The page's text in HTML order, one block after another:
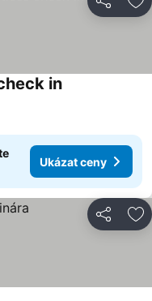
Sdílet
inUkázat ceny
Ukázat ceny
Sdílet